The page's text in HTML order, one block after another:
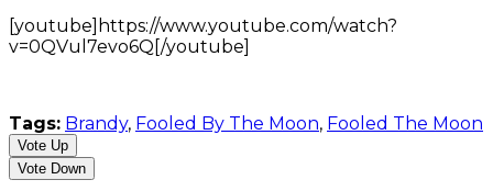
[youtube]https://www.youtube.com/watch?
v=0QVul7evo6Q[/youtube]
Tags: Brandy, Fooled By The Moon, Fooled The Moon
Vote Up
Vote Down